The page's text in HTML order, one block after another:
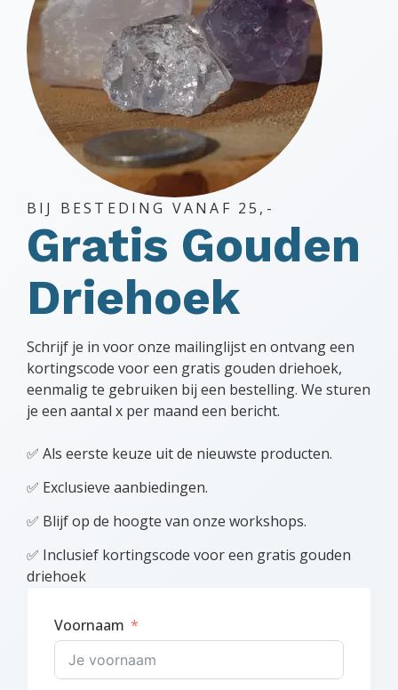
BIJ BESTEDING VANAF 25,-
Gratis Gouden
Driehoek
Schrijf je in voor onze mailinglijst en ontvang een
kortingscode voor een gratis gouden driehoek,
eenmalig te gebruiken bij een bestelling. We sturen
je een aantal x per maand een bericht.
✅ Als eerste keuze uit de nieuwste producten.
✅ Exclusieve aanbiedingen.
✅ Blijf op de hoogte van onze workshops.
✅ Inclusief kortingscode voor een gratis gouden
driehoek
Voornaam